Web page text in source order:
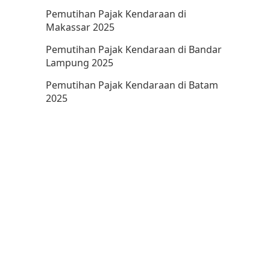
Pemutihan Pajak Kendaraan di
Makassar 2025
Pemutihan Pajak Kendaraan di Bandar
Lampung 2025
Pemutihan Pajak Kendaraan di Batam
2025